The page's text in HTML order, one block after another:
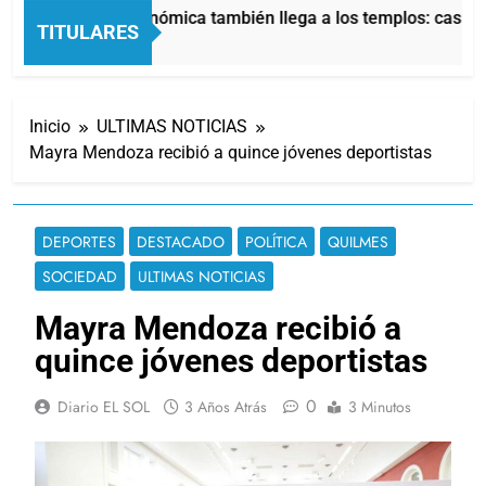
TITULARES
La crisis económica también llega a los templos: casi
2 Horas Atrás
Inicio
ULTIMAS NOTICIAS
Mayra Mendoza recibió a quince jóvenes deportistas
DEPORTES DESTACADO POLÍTICA
QUILMES
SOCIEDAD
ULTIMAS NOTICIAS
Mayra Mendoza recibió a
quince jóvenes deportistas
Diario EL SOL 3 Años Atrás 0 3 Minutos